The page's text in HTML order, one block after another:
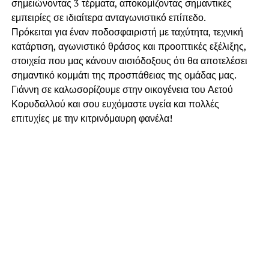
σημειώνοντας 3 τέρματα, αποκομίζοντας σημαντικές
εμπειρίες σε ιδιαίτερα ανταγωνιστικό επίπεδο.
Πρόκειται για έναν ποδοσφαιριστή με ταχύτητα, τεχνική
κατάρτιση, αγωνιστικό θράσος και προοπτικές εξέλιξης,
στοιχεία που μας κάνουν αισιόδοξους ότι θα αποτελέσει
σημαντικό κομμάτι της προσπάθειας της ομάδας μας.
Γιάννη σε καλωσορίζουμε στην οικογένεια του Αετού
Κορυδαλλού και σου ευχόμαστε υγεία και πολλές
επιτυχίες με την κιτρινόμαυρη φανέλα!